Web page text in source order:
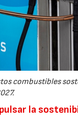
combustibles
la